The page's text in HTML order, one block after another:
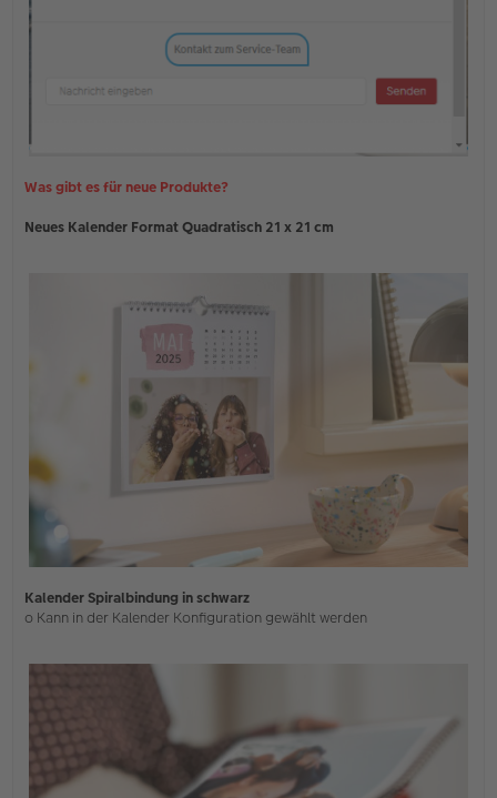
Was gibt es für neue Produkte?
Neues Kalender Format Quadratisch 21 x 21 cm
Kalender Spiralbindung in schwarz
o Kann in der Kalender Konfiguration gewählt werden